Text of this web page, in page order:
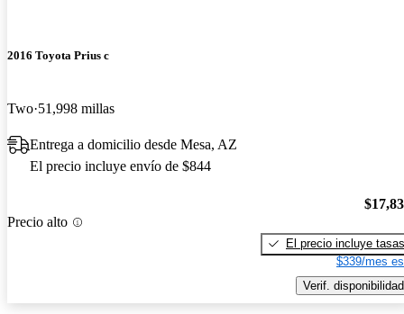
2016 Toyota Prius c
Two 51,998 millas
Entrega a domicilio desde Mesa, AZ
El precio incluye envío de $844
Precio alto
El precio incluye tasas
$339/mes
Verif. disponibilidad